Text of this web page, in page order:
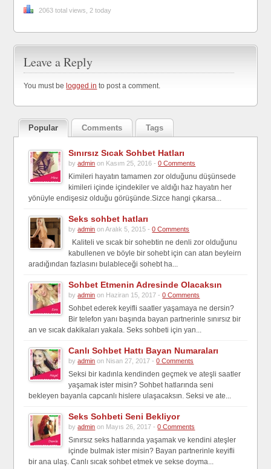
2063 total views, 2 today
Leave a Reply
You must be logged in to post a comment.
Popular Comments Tags
Sınırsız Sıcak Sohbet Hatları
byadmin on Kasım 25, 2016 -0 Comments
Kimileri hayatın tamamen zor olduğunu düşünsede
kimileri içinde içindekiler ve aldığı haz hayatın her
yönüyle endişesiz olduğu görüşünde.Sizce hangi çıkarsa...
Seks sohbet hatları
byadmin on Aralık 5, 2015 -0 Comments
Kaliteli ve sıcak bir sohebtin ne denli zor olduğunu
kabullenen ve böyle bir sohebt için can atan beyleirn
aradığından fazlasını bulableceği sohebt ha...
Sohbet Etmenin Adresinde Olacaksın
byadmin on Haziran 15, 2017 -0 Comments
Sohbet ederek keyifli saatler yaşamaya ne dersin?
Bir telefon yanı başında bayan partnerinle sınırsız bir
an ve sıcak dakikaları yakala. Seks sohbeti için yan...
Canlı Sohbet Hattı Bayan Numaraları
byadmin on Nisan 27, 2017 -0 Comments
Seksi bir kadınla kendinden geçmek ve ateşli saatler
yaşamak ister misin? Sohbet hatlarında seni
bekleyen bayanla capcanlı hislere ulaşacaksın. Seksi ve ate...
Seks Sohbeti Seni Bekliyor
byadmin on Mayıs 26, 2017 -0 Comments
Sınırsız seks hatlarında yaşamak ve kendini ateşler
içinde bulmak ister misin? Bayan partnerinle keyifli
bir ana ulaş. Canlı sıcak sohbet etmek ve sekse doyma...